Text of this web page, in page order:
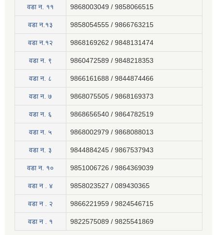
वडा न‍. ११ 9868003049 / 9858066515
वडा न.१३ 9858054555 / 9866763215
वडा न.१२ 9868169262 / 9848131474
वडा न. ९ 9860472589 / 9848218353
वडा न. ८ 9866161688 / 9844874466
वडा न. ७ 9868075505 / 9868169373
वडा न. ६ 9868656540 / 9864782519
वडा न. ५ 9868002979 / 9868088013
वडा न. ३ 9844884245 / 9867537943
वडा न. १० 9851006726 / 9864369039
वडा न . ४ 9858023527 / 089430365
वडा न . २ 9866221959 / 9824546715
वडा न . १ 9822575089 / 9825541869